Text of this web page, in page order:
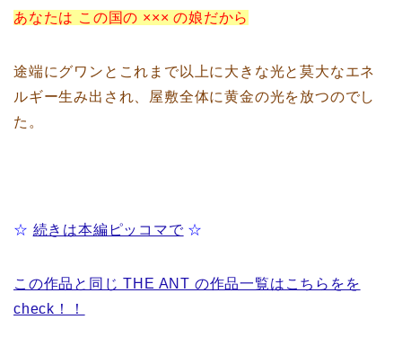
あなたは この国の ××× の娘だから
途端にグワンとこれまで以上に大きな光と莫大なエネ
ルギー生み出され、屋敷全体に黄金の光を放つのでし
た。
☆ 続きは本編ピッコマで☆
この作品と同じ THE ANT の作品一覧はこちらをを
check！！